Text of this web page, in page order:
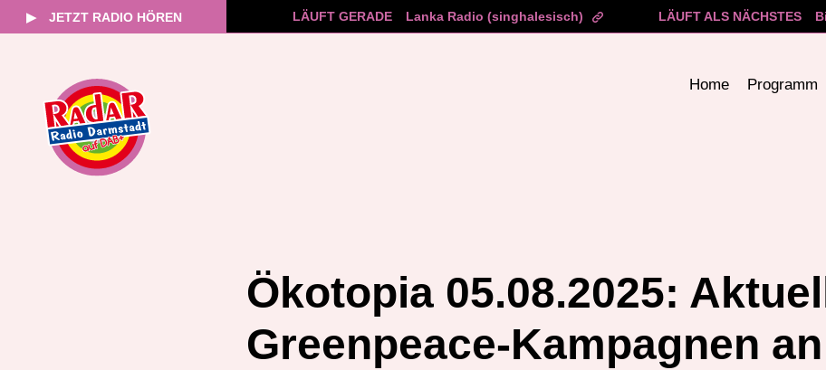
▶ JETZT RADIO HÖREN LÄUFT GERADE Lanka Radio (singhalesisch) LÄUFT ALS NÄCHSTES
Home Programm
Ökotopia 05.08.2025:
Greenpeace-Kampagnen